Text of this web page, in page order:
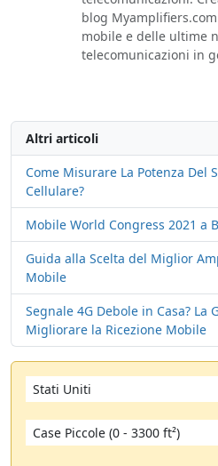
blog
mobile e delle ultime
telecomunicazioni in
Altri articoli
Come Misurare La Potenza Del
Cellulare?
Mobile World Congress 2021 a
Guida alla Scelta del Miglior
Mobile
Segnale 4G Debole in Casa? La
Migliorare la Ricezione Mobile